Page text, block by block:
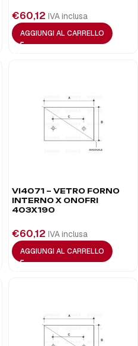
€60,12 IVA inclusa
AGGIUNGI AL CARRELLO
VI4071 – VETRO FORNO
INTERNO X ONOFRI
403X190
€60,12 IVA inclusa
AGGIUNGI AL CARRELLO